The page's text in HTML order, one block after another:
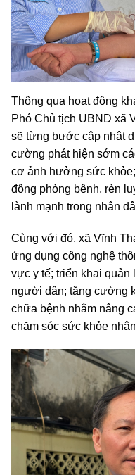
Thông qua hoạt động
Phó Chủ tịch UBND xã
sẽ từng bước cập nhật
cường phát hiện sớm
cơ ảnh hưởng sức
động phòng bệnh, rèn
lành mạnh trong nhân
Cùng với đó, xã Vĩnh
ứng dụng công nghệ
vực y tế; triển khai
người dân; tăng cường
chữa bệnh nhằm nâng
chăm sóc sức khỏe